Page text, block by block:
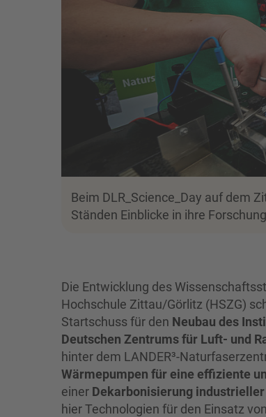
Beim DLR_Science_Day auf dem
Ständen Einblicke in ihre
Die Entwicklung des
Hochschule Zittau/Görlitz (HSZG)
Startschuss für den Neubau des
Deutschen Zentrums für Luft- und
hinter dem LANDER³-
Wärmepumpen für eine effiziente
einer Dekarbonisierung
hier Technologien für den Einsatz